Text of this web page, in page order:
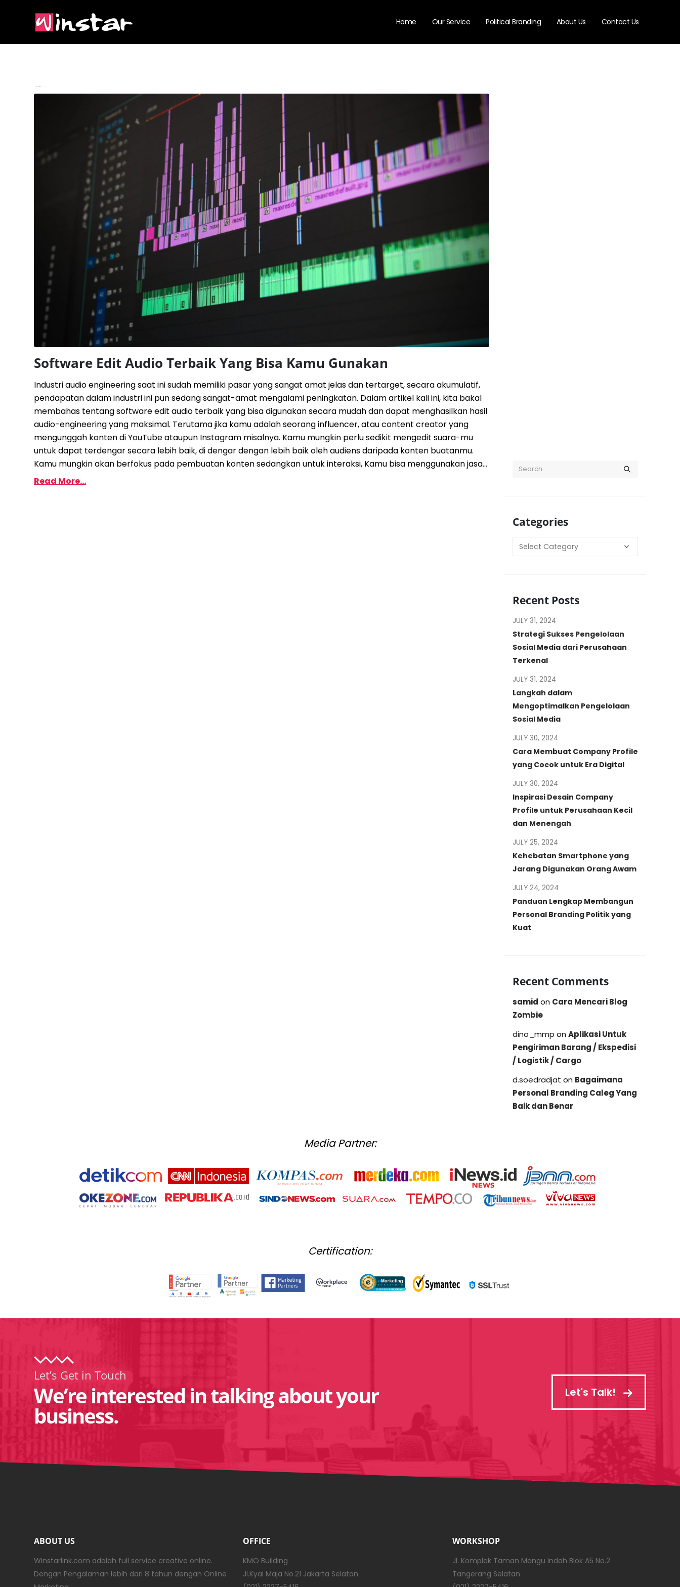
Home Our Service Political Branding About Us Contact Us
Software Edit Audio Terbaik Yang Bisa Kamu Gunakan
Industri audio engineering saat ini sudah memiliki pasar yang sangat amat jelas dan tertarget, secara akumulatif,
pendapatan dalam industri ini pun sedang sangat-amat mengalami peningkatan. Dalam artikel kali ini, kita bakal
membahas tentang software edit audio terbaik yang bisa digunakan secara mudah dan dapat menghasilkan hasil
audio-engineering yang maksimal. Terutama jika kamu adalah seorang influencer, atau content creator yang
mengunggah konten di YouTube ataupun Instagram misalnya. Kamu mungkin perlu sedikit mengedit suara-mu
untuk dapat terdengar secara lebih baik, di dengar dengan lebih baik oleh audiens daripada konten buatanmu.
Kamu mungkin akan berfokus pada pembuatan konten sedangkan untuk interaksi, Kamu bisa menggunakan jasa...
Imam Budianto
Read More...
Categories
Categories
Recent Posts
Strategi Sukses Pengelolaan
Sosial Media dari Perusahaan
Terkenal
JULY 31, 2024
Langkah dalam
Mengoptimalkan Pengelolaan
Sosial Media
JULY 31, 2024
Cara Membuat Company Profile
yang Cocok untuk Era Digital
JULY 30, 2024
Inspirasi Desain Company
Profile untuk Perusahaan Kecil
dan Menengah
JULY 30, 2024
Kehebatan Smartphone yang
Jarang Digunakan Orang Awam
JULY 25, 2024
Panduan Lengkap Membangun
Personal Branding Politik yang
Kuat
JULY 24, 2024
Recent Comments
samid on Cara Mencari Blog
Zombie
dino_mmp onAplikasi Untuk
Pengiriman Barang / Ekspedisi
/ Logistik / Cargo
d.soedradjat on Bagaimana
Personal Branding Caleg Yang
Baik dan Benar
Media Partner:
Certification:
Let’s Get in Touch
We’re interested in talking about your
business.
Let's Talk!
ABOUT US
Winstarlink.com adalah full service creative online.
Dengan Pengalaman lebih dari 8 tahun dengan Online
OFFICE
KMO Building
Jl.Kyai Maja No.21 Jakarta Selatan
WORKSHOP
Jl. Komplek Taman Mangu Indah Blok A5 No.2
Tangerang Selatan